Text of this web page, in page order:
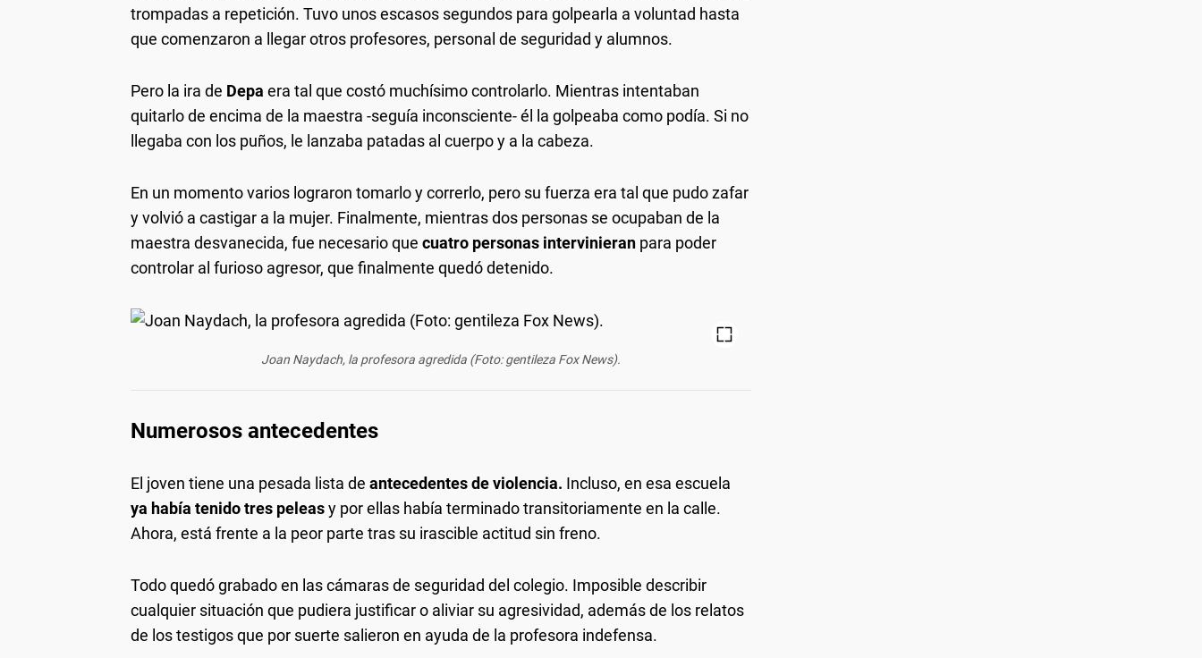
trompadas a repetición. Tuvo unos escasos segundos para golpearla a voluntad hasta
que comenzaron a llegar otros profesores, personal de seguridad y alumnos.
Pero la ira de Depa era tal que costó muchísimo controlarlo. Mientras intentaban
quitarlo de encima de la maestra -seguía inconsciente- él la golpeaba como podía. Si no
llegaba con los puños, le lanzaba patadas al cuerpo y a la cabeza.
En un momento varios lograron tomarlo y correrlo, pero su fuerza era tal que pudo zafar
y volvió a castigar a la mujer. Finalmente, mientras dos personas se ocupaban de la
maestra desvanecida, fue necesario que cuatro personas intervinieran para poder
controlar al furioso agresor, que finalmente quedó detenido.
Joan Naydach, la profesora agredida (Foto: gentileza Fox News).
Numerosos antecedentes
El joven tiene una pesada lista de antecedentes de violencia. Incluso, en esa escuela
ya había tenido tres peleasy por ellas había terminado transitoriamente en la calle.
Ahora, está frente a la peor parte tras su irascible actitud sin freno.
Todo quedó grabado en las cámaras de seguridad del colegio. Imposible describir
cualquier situación que pudiera justificar o aliviar su agresividad, además de los relatos
de los testigos que por suerte salieron en ayuda de la profesora indefensa.